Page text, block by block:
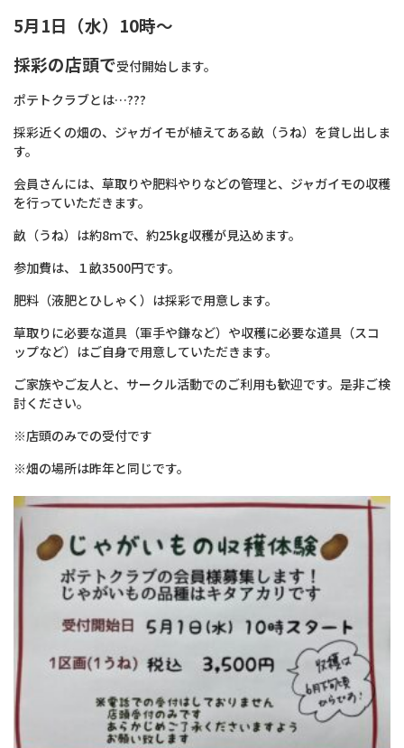
5月1日（水）10時～
採彩の店頭で受付開始します。
ポテトクラブとは…??‍?
採彩近くの畑の、ジャガイモが植えてある畝（うね）を貸し出しま
す。
会員さんには、草取りや肥料やりなどの管理と、ジャガイモの収穫
を行っていただきます。
畝（うね）は約8ｍで、約25kg収穫が見込めます。
参加費は、１畝3500円です。
肥料（液肥とひしゃく）は採彩で用意します。
草取りに必要な道具（軍手や鎌など）や収穫に必要な道具（スコ
ップなど）はご自身で用意していただきます。
ご家族やご友人と、サークル活動でのご利用も歓迎です。是非ご検
討ください。
※店頭のみでの受付です
※畑の場所は昨年と同じです。